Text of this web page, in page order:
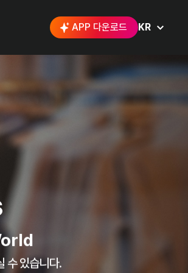
APP 다운로드 KR
운영합니다.